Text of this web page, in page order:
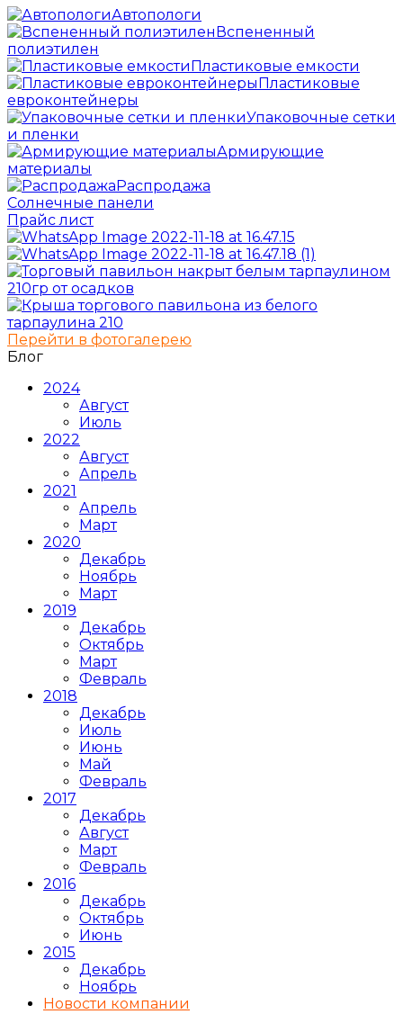
Автопологи
Вспененный
полиэтилен
Пластиковые емкости
Пластиковые
евроконтейнеры
Упаковочные сетки
и пленки
Армирующие
материалы
Распродажа
Солнечные панели
Прайс лист
Перейти в фотогалерею
Блог
2024
Август
Июль
2022
Август
Апрель
2021
Апрель
Март
2020
Декабрь
Ноябрь
Март
2019
Декабрь
Октябрь
Март
Февраль
2018
Декабрь
Июль
Июнь
Май
Февраль
2017
Декабрь
Август
Март
Февраль
2016
Декабрь
Октябрь
Июнь
2015
Декабрь
Ноябрь
Новости компании